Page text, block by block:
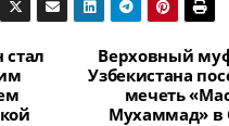
Верховный
Узбекистана
мечеть
Мухаммад»
стал